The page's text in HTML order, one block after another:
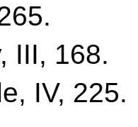
III, 168.
IV, 225.